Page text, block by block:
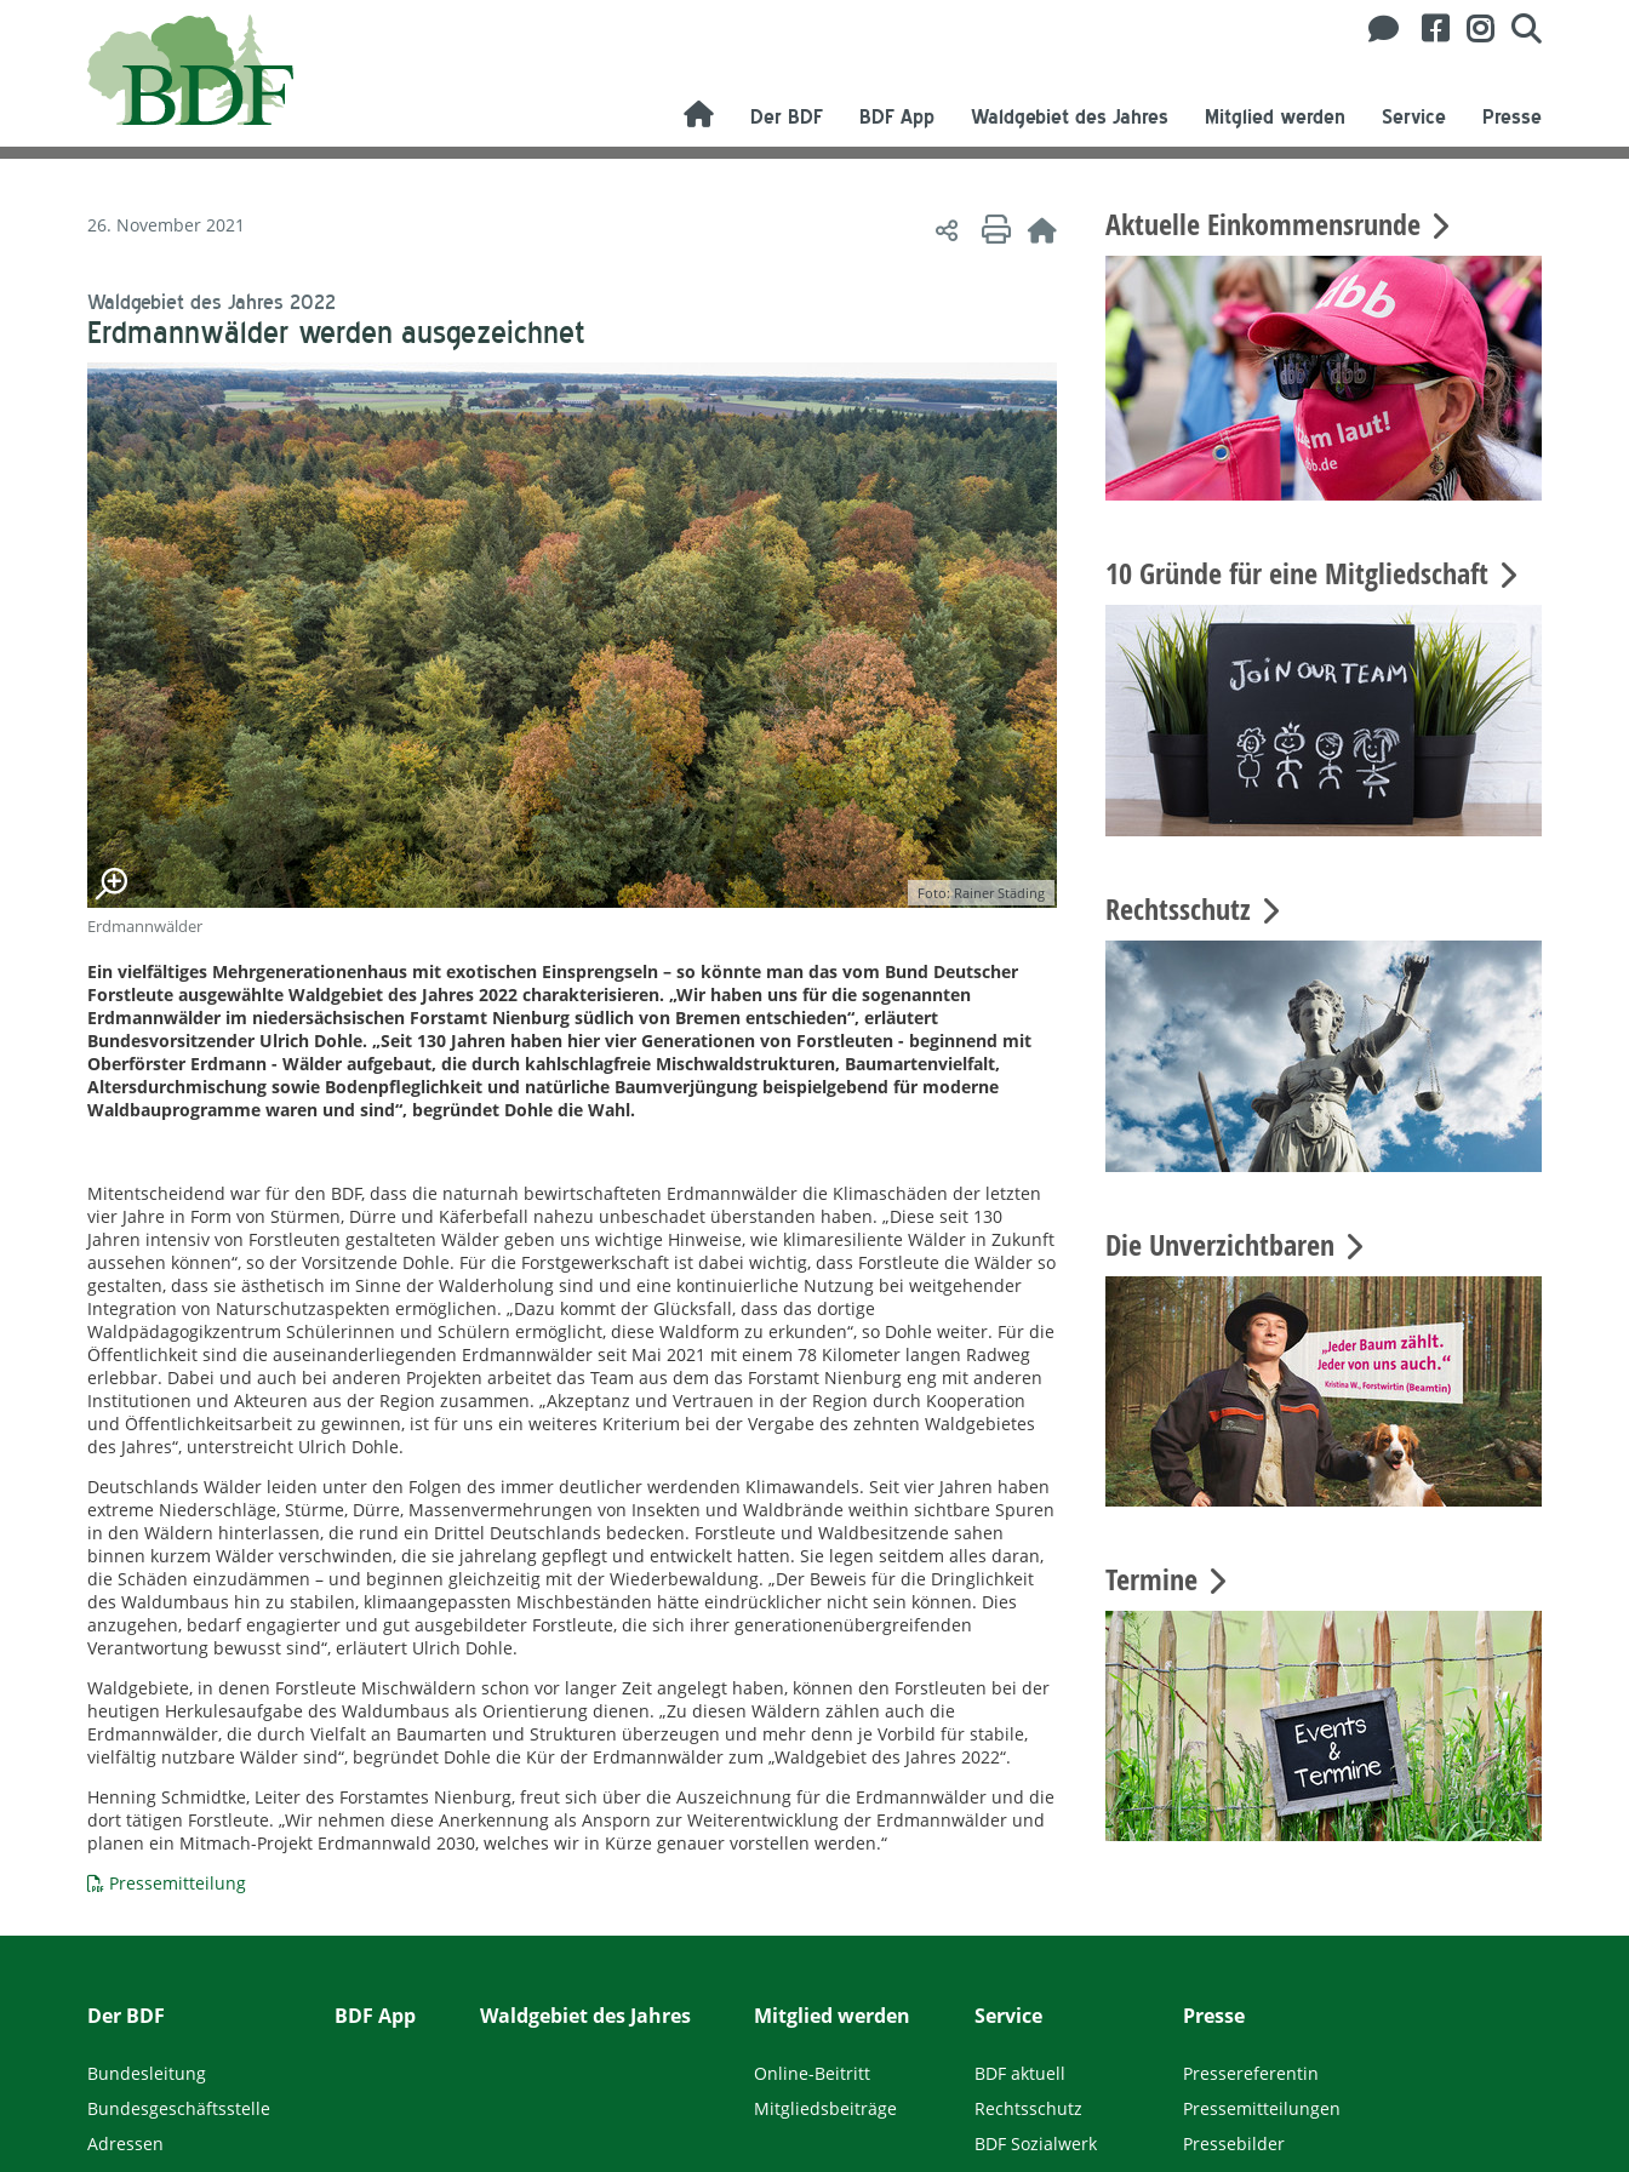
Der BDF BDF App Waldgebiet des Jahres Mitglied werden Service Presse
26. November 2021
Waldgebiet des Jahres 2022
Erdmannwälder werden ausgezeichnet
Foto: Rainer Städing
Erdmannwälder
Ein vielfältiges Mehrgenerationenhaus mit exotischen Einsprengseln – so könnte man das vom Bund Deutscher
Forstleute ausgewählte Waldgebiet des Jahres 2022 charakterisieren. „Wir haben uns für die sogenannten
Erdmannwälder im niedersächsischen Forstamt Nienburg südlich von Bremen entschieden“, erläutert
Bundesvorsitzender Ulrich Dohle. „Seit 130 Jahren haben hier vier Generationen von Forstleuten - beginnend mit
Oberförster Erdmann - Wälder aufgebaut, die durch kahlschlagfreie Mischwaldstrukturen, Baumartenvielfalt,
Altersdurchmischung sowie Bodenpfleglichkeit und natürliche Baumverjüngung beispielgebend für moderne
Waldbauprogramme waren und sind“, begründet Dohle die Wahl.
Mitentscheidend war für den BDF, dass die naturnah bewirtschafteten Erdmannwälder die Klimaschäden der letzten
vier Jahre in Form von Stürmen, Dürre und Käferbefall nahezu unbeschadet überstanden haben. „Diese seit 130
Jahren intensiv von Forstleuten gestalteten Wälder geben uns wichtige Hinweise, wie klimaresiliente Wälder in Zukunft
aussehen können“, so der Vorsitzende Dohle. Für die Forstgewerkschaft ist dabei wichtig, dass Forstleute die Wälder so
gestalten, dass sie ästhetisch im Sinne der Walderholung sind und eine kontinuierliche Nutzung bei weitgehender
Integration von Naturschutzaspekten ermöglichen. „Dazu kommt der Glücksfall, dass das dortige
Waldpädagogikzentrum Schülerinnen und Schülern ermöglicht, diese Waldform zu erkunden“, so Dohle weiter. Für die
Öffentlichkeit sind die auseinanderliegenden Erdmannwälder seit Mai 2021 mit einem 78 Kilometer langen Radweg
erlebbar. Dabei und auch bei anderen Projekten arbeitet das Team aus dem das Forstamt Nienburg eng mit anderen
Institutionen und Akteuren aus der Region zusammen. „Akzeptanz und Vertrauen in der Region durch Kooperation
und Öffentlichkeitsarbeit zu gewinnen, ist für uns ein weiteres Kriterium bei der Vergabe des zehnten Waldgebietes
des Jahres“, unterstreicht Ulrich Dohle.
Deutschlands Wälder leiden unter den Folgen des immer deutlicher werdenden Klimawandels. Seit vier Jahren haben
extreme Niederschläge, Stürme, Dürre, Massenvermehrungen von Insekten und Waldbrände weithin sichtbare Spuren
in den Wäldern hinterlassen, die rund ein Drittel Deutschlands bedecken. Forstleute und Waldbesitzende sahen
binnen kurzem Wälder verschwinden, die sie jahrelang gepflegt und entwickelt hatten. Sie legen seitdem alles daran,
die Schäden einzudämmen – und beginnen gleichzeitig mit der Wiederbewaldung. „Der Beweis für die Dringlichkeit
des Waldumbaus hin zu stabilen, klimaangepassten Mischbeständen hätte eindrücklicher nicht sein können. Dies
anzugehen, bedarf engagierter und gut ausgebildeter Forstleute, die sich ihrer generationenübergreifenden
Verantwortung bewusst sind“, erläutert Ulrich Dohle.
Waldgebiete, in denen Forstleute Mischwäldern schon vor langer Zeit angelegt haben, können den Forstleuten bei der
heutigen Herkulesaufgabe des Waldumbaus als Orientierung dienen. „Zu diesen Wäldern zählen auch die
Erdmannwälder, die durch Vielfalt an Baumarten und Strukturen überzeugen und mehr denn je Vorbild für stabile,
vielfältig nutzbare Wälder sind“, begründet Dohle die Kür der Erdmannwälder zum „Waldgebiet des Jahres 2022“.
Henning Schmidtke, Leiter des Forstamtes Nienburg, freut sich über die Auszeichnung für die Erdmannwälder und die
dort tätigen Forstleute. „Wir nehmen diese Anerkennung als Ansporn zur Weiterentwicklung der Erdmannwälder und
planen ein Mitmach-Projekt Erdmannwald 2030, welches wir in Kürze genauer vorstellen werden.“
Pressemitteilung
Aktuelle Einkommensrunde
10 Gründe für eine Mitgliedschaft
Rechtsschutz
Die Unverzichtbaren
Termine
Der BDF
Bundesleitung
Bundesgeschäftsstelle
Adressen
BDF App Waldgebiet des Jahres Mitglied werden
Online-Beitritt
Mitgliedsbeiträge
Service
BDF aktuell
Rechtsschutz
BDF Sozialwerk
Presse
Pressereferentin
Pressemitteilungen
Pressebilder